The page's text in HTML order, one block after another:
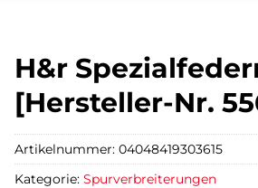
H&r
[Hersteller-Nr.
Artikelnummer: 04048419303615
Kategorie: Spurverbreiterungen